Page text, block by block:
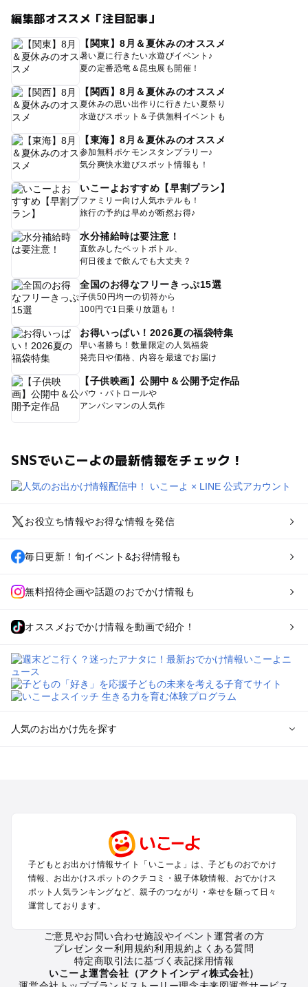
編集部オススメ「注目記事」
【関東】8月＆夏休みのオススメ
暑い夏に行きたい水遊びイベント♪
夏の定番恐竜＆昆虫展も開催！
【関西】8月＆夏休みのオススメ
夏休みの思い出作りに行きたい夏祭り
水遊びスポット＆子供無料イベントも
【東海】8月＆夏休みのオススメ
参加無料ポケモンスタンプラリー♪
気分爽快水遊びスポット情報も！
いこーよおすすめ【早割プラン】
ファミリー向け人気ホテルも！
旅行の予約は早めが断然お得♪
水分補給時は要注意！
直飲みしたペットボトル、
何日後まで飲んでも大丈夫？
全国のお得なフリーきっぷ15選
子供50円均一の切符から
100円で1日乗り放題も！
お得いっぱい！2026夏の福袋特集
早い者勝ち！数量限定の人気福袋
発売日や価格、内容を最速でお届け
【子供映画】公開中＆公開予定作品
パウ・パトロールや
アンパンマンの人気作
SNSでいこーよの最新情報をチェック！
お役立ち情報やお得な情報を発信
毎日更新！旬イベント&お得情報も
無料招待企画や話題のおでかけ情報も
オススメおでかけ情報を動画で紹介！
人気のお出かけ先を探す
関西のプールおでかけ
中国･四国のプールおでかけ
九州･沖縄のプールおでかけ
定番お出かけスポット
バーベキュー
子どもとお出かけ情報サイト「いこーよ」は、子どものおでかけ
情報、お出かけスポットのクチコミ・親子体験情報、おでかけス
ポット人気ランキングなど、親子のつながり・幸せを願って日々
運営しております。
ご意見やお問い合わせ施設やイベント運営者の方
プレゼンター利用規約利用規約よくある質問
特定商取引法に基づく表記採用情報
いこーよ運営会社（アクトインディ株式会社）